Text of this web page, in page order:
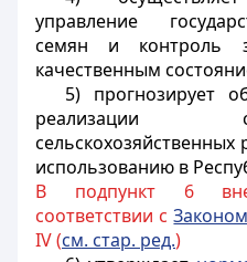
управление
семян и контроль
качественным
5) прогнозирует
реализации
использованию в
В подпункт 6
соответствии сЗаконом
IV (см. стар. ред.)